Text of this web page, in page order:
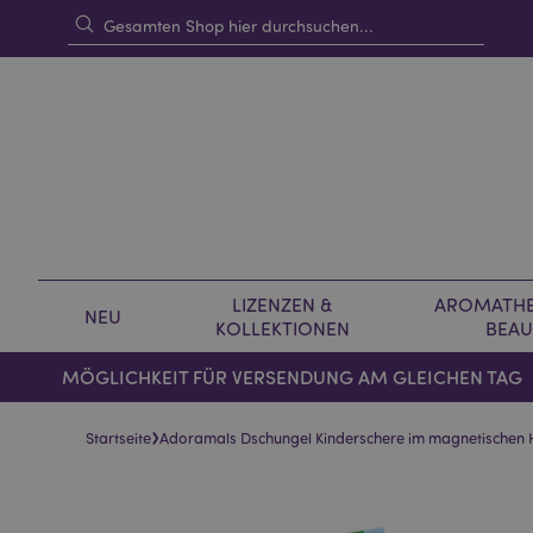
NEU
LIZENZEN &
KOLLEKTIONEN
MÖGLICHKEIT FÜR VERSENDUNG AM GLEICHEN TAG
Startseite›Adoramals Dschungel Kinderschere im magnetischen